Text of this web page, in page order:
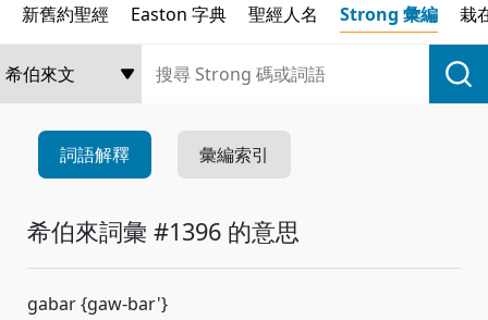
新舊約聖經 Easton 字典 聖經人名 Strong 彙編 栽
詞語解釋 彙編索引
希伯來詞彙 #1396 的意思
gabar {gaw-bar'}